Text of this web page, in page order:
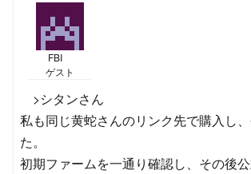
FBI
ゲスト
>シタンさん
私も同じ黄蛇さんのリンク先で購入し
た。
初期ファームを一通り確認し、その後